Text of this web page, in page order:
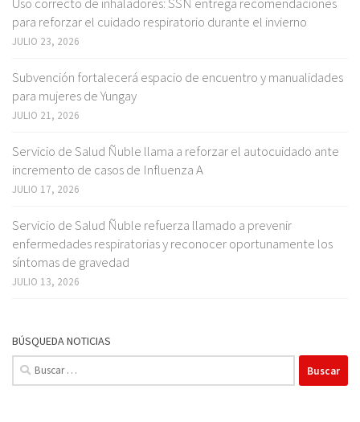
para reforzar el cuidado respiratorio durante el invierno
JULIO 23, 2026
Subvención fortalecerá espacio de encuentro y manualidades
para mujeres de Yungay
JULIO 21, 2026
Servicio de Salud Ñuble llama a reforzar el autocuidado ante
incremento de casos de Influenza A
JULIO 17, 2026
Servicio de Salud Ñuble refuerza llamado a prevenir
enfermedades respiratorias y reconocer oportunamente los
síntomas de gravedad
JULIO 13, 2026
BÚSQUEDA NOTICIAS
Buscar: